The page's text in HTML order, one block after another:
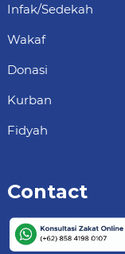
Infak/Sedekah
Wakaf
Donasi
Kurban
Fidyah
Contact